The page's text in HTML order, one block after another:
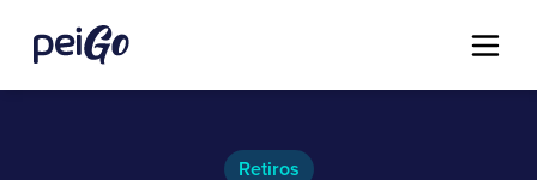
Retiros